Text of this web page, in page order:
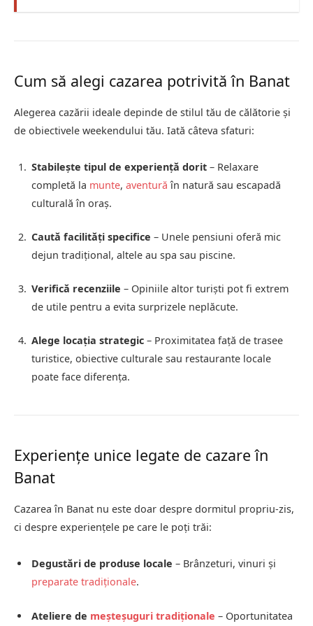
Cum să alegi cazarea potrivită în Banat
Alegerea cazării ideale depinde de stilul tău de călătorie și
de obiectivele weekendului tău. Iată câteva sfaturi:
Stabilește tipul de experiență dorit – Relaxare
completă la munte, aventură în natură sau escapadă
culturală în oraș.
Caută facilități specifice – Unele pensiuni oferă mic
dejun tradițional, altele au spa sau piscine.
Verifică recenziile – Opiniile altor turiști pot fi extrem
de utile pentru a evita surprizele neplăcute.
Alege locația strategic – Proximitatea față de trasee
turistice, obiective culturale sau restaurante locale
poate face diferența.
Experiențe unice legate de cazare în
Banat
Cazarea în Banat nu este doar despre dormitul propriu-zis,
ci despre experiențele pe care le poți trăi:
Degustări de produse locale – Brânzeturi, vinuri și
preparate tradiționale.
Ateliere de meșteșuguri tradiționale – Oportunitatea